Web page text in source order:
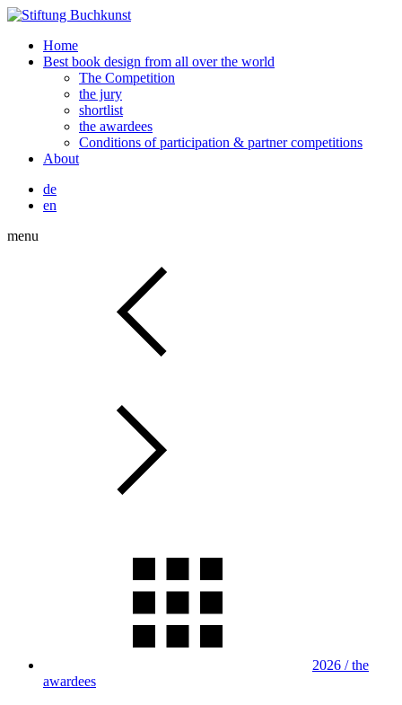
Home
Best book design from all over the world
The Competition
the jury
shortlist
the awardees
Conditions of participation & partner competitions
About
de
en
menu
2026 / the
awardees